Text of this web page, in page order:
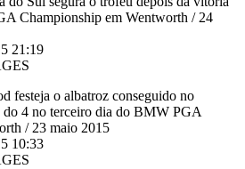
Championship em Wentworth / 24
21:19
festeja o albatroz conseguido no
do 4 no terceiro dia do BMW PGA
/ 23 maio 2015
10:33